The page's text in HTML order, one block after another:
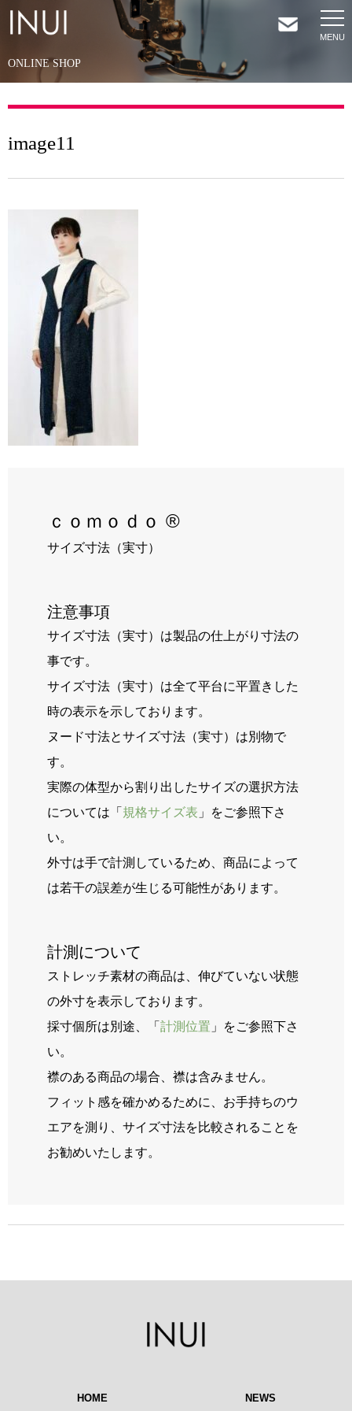
HOME
ONLINE SHOP
image11
ｃｏｍｏｄｏ ®
サイズ寸法（実寸）
注意事項
サイズ寸法（実寸）は製品の仕上がり寸法の
事です。
サイズ寸法（実寸）は全て平台に平置きした
時の表示を示しております。
ヌード寸法とサイズ寸法（実寸）は別物で
す。
実際の体型から割り出したサイズの選択方法
については「 規格サイズ表 」をご参照下さ
い。
外寸は手で計測しているため、商品によって
は若干の誤差が生じる可能性があります。
計測について
ストレッチ素材の商品は、伸びていない状態
の外寸を表示しております。
採寸個所は別途、「 計測位置 」をご参照下さ
い。
襟のある商品の場合、襟は含みません。
フィット感を確かめるために、お手持ちのウ
エアを測り、サイズ寸法を比較されることを
お勧めいたします。
HOME NEWS